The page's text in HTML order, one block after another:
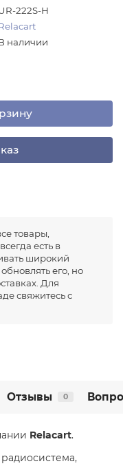
222S-H
наличии
товары,
есть в
широкий
его, но
Для
свяжитесь с
Отзывы 0
Relacart.